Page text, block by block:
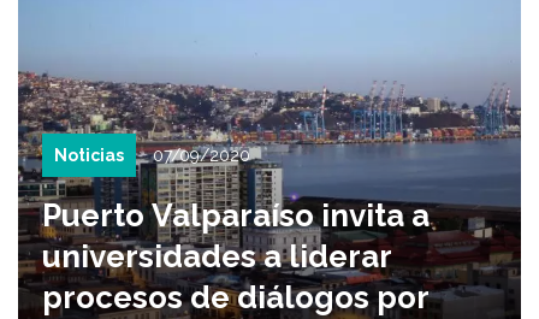
Noticias 07/09/2020
Puerto Valparaíso invita a
universidades a liderar
procesos de diálogos por